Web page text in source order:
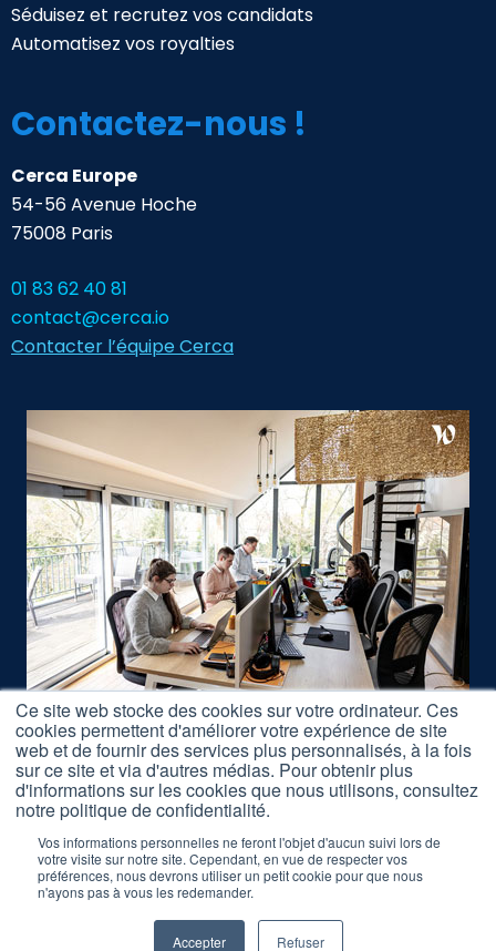
Ce site web stocke des cookies sur votre ordinateur. Ces
cookies permettent d'améliorer votre expérience de site
web et de fournir des services plus personnalisés, à la fois
sur ce site et via d'autres médias. Pour obtenir plus
d'informations sur les cookies que nous utilisons, consultez
notre politique de confidentialité.
Vos informations personnelles ne feront l'objet d'aucun suivi lors de
votre visite sur notre site. Cependant, en vue de respecter vos
préférences, nous devrons utiliser un petit cookie pour que nous
n'ayons pas à vous les redemander.
Accepter Refuser
Séduisez et recrutez vos candidats
Automatisez vos royalties
Contactez-nous !
Cerca Europe
54-56 Avenue Hoche
75008 Paris
01 83 62 40 81
contact@cerca.io
Contacter l’équipe Cerca
Nous rejoindre
Accès Formations
Nos Partenaires
Mentions légales
Réclamation Formations